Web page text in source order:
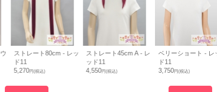
ストレート80cm - レッ
ド11
5,270 円(税込)
ストレート45cm A - レ
ッド11
4,550 円(税込)
ベリーショート - レッ
ド11
3,750 円(税込)